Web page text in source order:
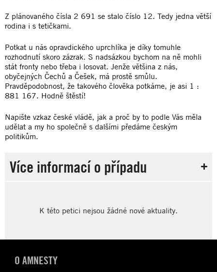
Z plánovaného čísla 2 691 se stalo číslo 12. Tedy jedna větší
rodina i s tetičkami.
Potkat u nás opravdického uprchlíka je díky tomuhle
rozhodnutí skoro zázrak. S nadsázkou bychom na ně mohli
stát fronty nebo třeba i losovat. Jenže většina z nás,
obyčejných Čechů a Češek, má prostě smůlu.
Pravděpodobnost, že takového člověka potkáme, je asi 1 :
881 167. Hodně štěstí!
Napište vzkaz české vládě, jak a proč by to podle Vás měla
udělat a my ho společně s dalšími předáme českým
politikům.
Více informací o případu
K této petici nejsou žádné nové aktuality.
O AMNESTY